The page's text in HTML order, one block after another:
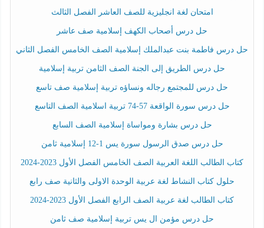
امتحان لغة انجليزية للصف العاشر الفصل الثالث
حل درس أصحاب الكهف إسلامية صف عاشر
حل درس فاطمة بنت عبدالملك إسلامية الصف الخامس الفصل الثاني
حل درس الطريق إلى الجنة الصف الثامن تربية إسلامية
حل درس للمجتمع رجاله ونساؤه تربية إسلامية صف تاسع
حل درس سورة الواقعة 57-74 تربية اسلامية الصف التاسع
حل درس بشارة ومواساة إسلامية الصف السابع
حل درس صدق الرسول سورة يس 1-12 إسلامية ثامن
كتاب الطالب اللغة العربية الصف الخامس الفصل الأول 2023-2024
حلول كتاب النشاط لغة عربية الوحدة الاولى والثانية صف رابع
كتاب الطالب لغة عربية الصف الرابع الفصل الأول 2023-2024
حل درس مؤمن ال يس تربية إسلامية صف ثامن